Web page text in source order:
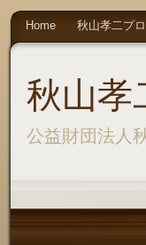
秋山孝
公益財団法人
Home 秋山孝二プ